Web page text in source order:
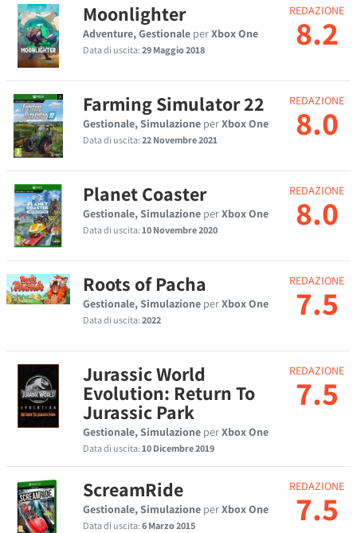
Moonlighter
Adventure, Gestionale perXbox One
Data di uscita:29 Maggio 2018
REDAZIONE
8.2
Farming Simulator 22
Gestionale, Simulazione perXbox One
Data di uscita:22 Novembre 2021
REDAZIONE
8.0
Planet Coaster
Gestionale, Simulazione perXbox One
Data di uscita:10 Novembre 2020
REDAZIONE
8.0
Roots of Pacha
Gestionale, Simulazione perXbox One
Data di uscita:2022
REDAZIONE
7.5
Jurassic World
Evolution: Return To
Jurassic Park
Gestionale, Simulazione perXbox One
Data di uscita:10 Dicembre 2019
REDAZIONE
7.5
ScreamRide
Gestionale, Simulazione perXbox One
Data di uscita:6 Marzo 2015
REDAZIONE
7.5